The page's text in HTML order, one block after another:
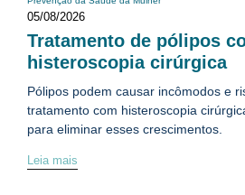
05/08/2026
Tratamento de pólipos
histeroscopia cirúrgica
Pólipos podem causar incômodos e
tratamento com histeroscopia
para eliminar esses crescimentos.
Leia mais